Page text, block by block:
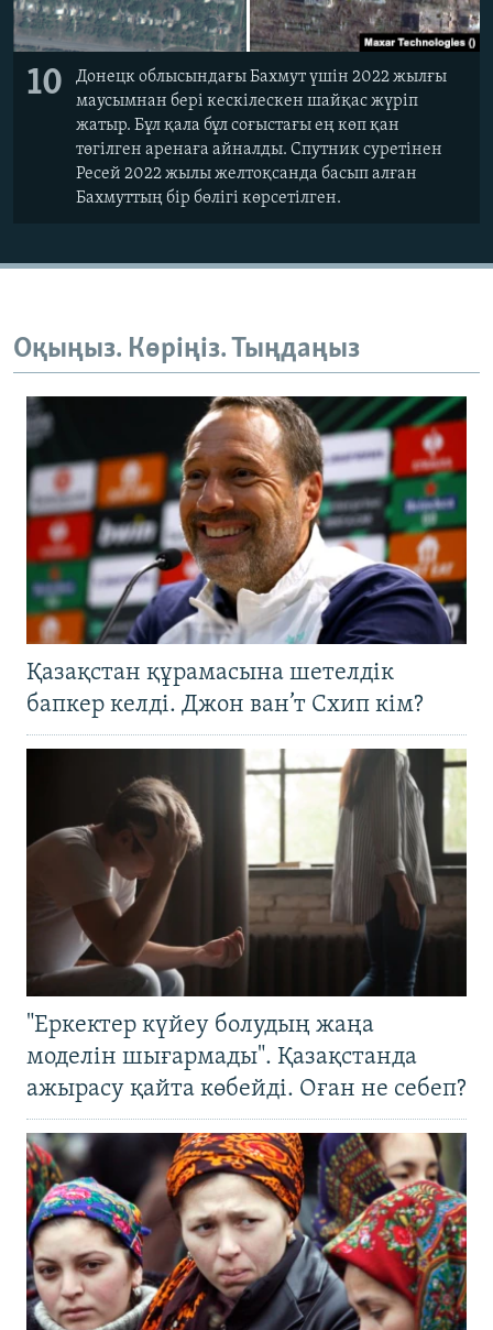
10
Донецк облысындағы Бахмут үшін 2022 жылғы
маусымнан бері кескілескен шайқас жүріп
жатыр. Бұл қала бұл соғыстағы ең көп қан
төгілген аренаға айналды. Спутник суретінен
Ресей 2022 жылы желтоқсанда басып алған
Бахмуттың бір бөлігі көрсетілген.
Оқыңыз. Көріңіз. Тыңдаңыз
Қазақстан құрамасына шетелдік
бапкер келді. Джон ван’т Схип кім?
"Еркектер күйеу болудың жаңа
моделін шығармады". Қазақстанда
ажырасу қайта көбейді. Оған не себеп?